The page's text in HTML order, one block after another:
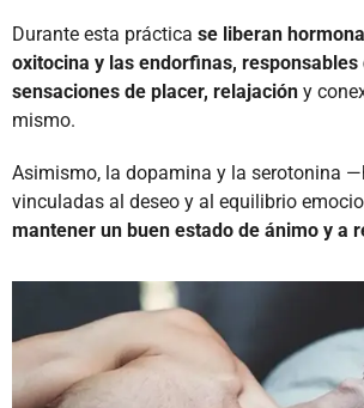
Durante esta práctica se liberan
oxitocina y las endorfinas, responsables
sensaciones de placer, relajación y
mismo.
Asimismo, la dopamina y la serotonina
vinculadas al deseo y al equilibrio
mantener un buen estado de ánimo y a